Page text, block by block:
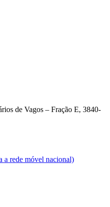
de Vagos – Fração E, 3840-
a rede móvel nacional)